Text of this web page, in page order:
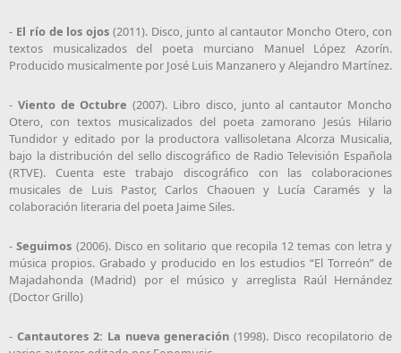
- El río de los ojos (2011). Disco, junto al cantautor Moncho Otero, con
textos musicalizados del poeta murciano Manuel López Azorín.
Producido musicalmente por José Luis Manzanero y Alejandro Martínez.
- Viento de Octubre (2007). Libro disco, junto al cantautor Moncho
Otero, con textos musicalizados del poeta zamorano Jesús Hilario
Tundidor y editado por la productora vallisoletana Alcorza Musicalia,
bajo la distribución del sello discográfico de Radio Televisión Española
(RTVE). Cuenta este trabajo discográfico con las colaboraciones
musicales de Luis Pastor, Carlos Chaouen y Lucía Caramés y la
colaboración literaria del poeta Jaime Siles.
-Seguimos (2006). Disco en solitario que recopila 12 temas con letra y
música propios. Grabado y producido en los estudios “El Torreón” de
Majadahonda (Madrid) por el músico y arreglista Raúl Hernández
(Doctor Grillo)
- Cantautores 2: La nueva generación (1998). Disco recopilatorio de